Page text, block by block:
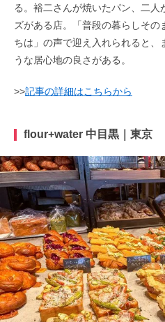
る。裕二さんが焼いたパン、二
ズがある店。「普段の暮らしその
ちは」の声で迎え入れられると、
うな居心地の良さがある。
>>記事の詳細はこちらから
flour+water 中目黒｜東京